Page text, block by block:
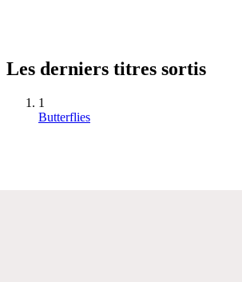
Les derniers titres sortis
1
Butterflies